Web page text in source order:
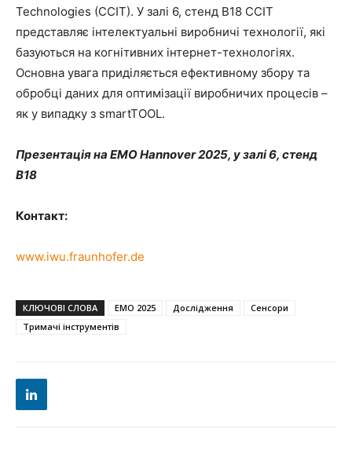
Technologies (CCIT). У залі 6, стенд B18 CCIT
представляє інтелектуальні виробничі технології, які
базуються на когнітивних інтернет-технологіях.
Основна увага приділяється ефективному збору та
обробці даних для оптимізації виробничих процесів –
як у випадку з smartTOOL.
Презентація на EMO Hannover 2025, у залі 6, стенд
B18
Контакт:
www.iwu.fraunhofer.de
КЛЮЧОВІ СЛОВА EMO 2025 Дослідження
Сенсори
Тримачі інструментів